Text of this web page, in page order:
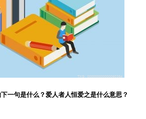
一句是什么？爱人者人恒爱之是什么意思？